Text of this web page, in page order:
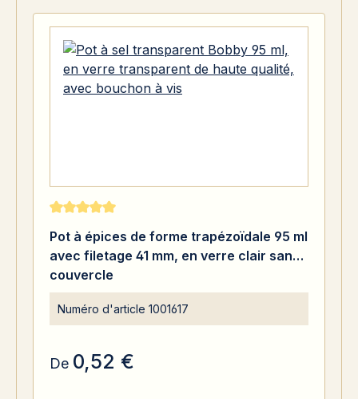
Note moyenne de 5 sur 5 étoiles
Pot à épices de forme trapézoïdale 95 ml
avec filetage 41 mm, en verre clair sans
couvercle
Numéro d'article 1001617
De 0,52 €